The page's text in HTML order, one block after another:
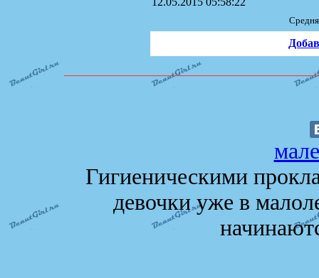
Гигиеническими
девочки уже в